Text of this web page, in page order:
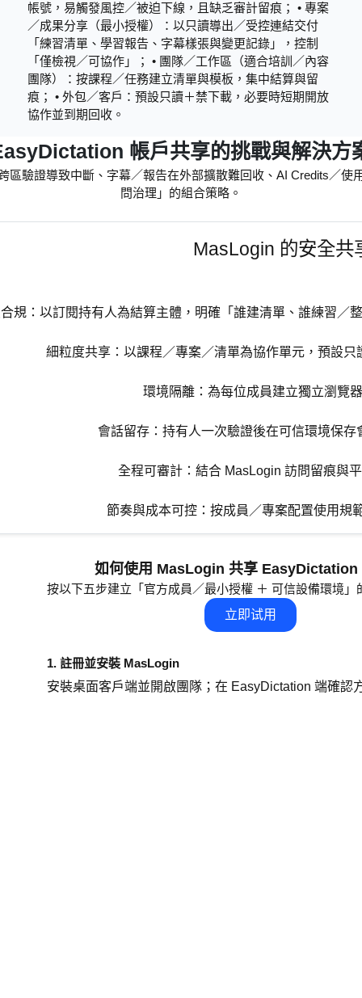
帳號，易觸發風控／被迫下線，且缺乏審計留痕； • 專案
／成果分享（最小授權）：以只讀導出／受控連結交付
「練習清單、學習報告、字幕樣張與變更記錄」，控制
「僅檢視／可協作」； • 團隊／工作區（適合培訓／內容
團隊）：按課程／任務建立清單與模板，集中結算與留
痕； • 外包／客戶：預設只讀＋禁下載，必要時短期開放
協作並到期回收。
帳戶共享的挑戰與解決方
驗證導致中斷、字幕／報告在外部擴散難回收、AI Credits／
問治理」的組合策略。
MasLogin 的安全共
規：以訂閱持有人為結算主體，明確「誰建清單、誰練習／
細粒度共享：以課程／專案／清單為協作單元，預設
環境隔離：為每位成員建立獨立瀏覽
會話留存：持有人一次驗證後在可信環境保
全程可審計：結合 MasLogin 訪問留痕與
節奏與成本可控：按成員／專案配置使用規
如何使用 MasLogin 共享 EasyDictation
按以下五步建立「官方成員／最小授權 ＋ 可信設備環境」
立即试用
1. 註冊並安裝 MasLogin
安裝桌面客戶端並開啟團隊；在 EasyDictation 端確